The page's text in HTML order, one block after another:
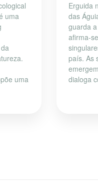
uma
uma
Erguida
das
guarda
afirma-
país. As
dialoga